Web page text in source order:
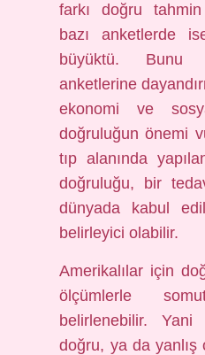
farkı doğru
bazı anketlerde
büyüktü. Bunu
anketlerine
ekonomi ve
doğruluğun önemi
tıp alanında
doğruluğu, bir
dünyada kabul
belirleyici olabilir.
Amerikalılar için
ölçümlerle
belirlenebilir.
doğru, ya da yanlış